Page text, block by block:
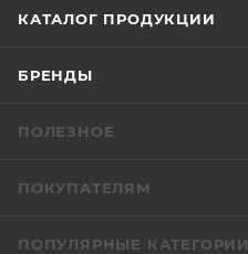
КАТАЛОГ ПРОДУКЦИИ
БРЕНДЫ
ПОЛЕЗНОЕ
ПОКУПАТЕЛЯМ
ПОПУЛЯРНЫЕ КАТЕГОРИИ